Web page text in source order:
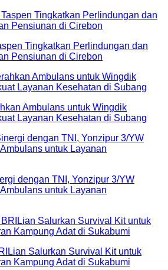
Tingkatkan Perlindungan dan
Pensiunan di Cirebon
Ambulans untuk Wingdik
Layanan Kesehatan di Subang
dengan TNI, Yonzipur 3/YW
untuk Layanan
Salurkan Survival Kit untuk
Kampung Adat di Sukabumi